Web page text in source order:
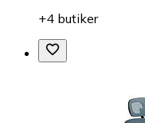
+4 butiker